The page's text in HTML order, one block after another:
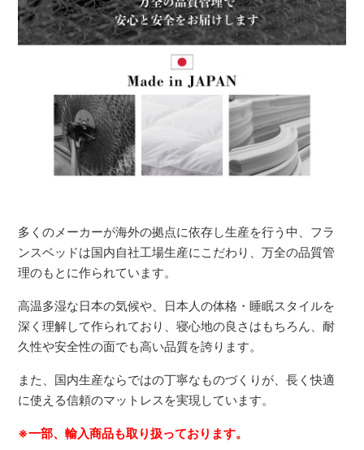
多くのメーカーが海外の拠点に依存し生産を行う中、フラ
ンスベッドは国内自社工場生産にこだわり、万全の品質管
理のもとに作られています。
高温多湿な日本の気候や、日本人の体格・睡眠スタイルを
深く理解して作られており、寝心地の良さはもちろん、耐
久性や安全性の面でも高い品質を誇ります。
また、国内生産ならではの丁寧なものづくりが、長く快適
に使える信頼のマットレスを実現しています。
※一部、輸入商品も取り扱っております。